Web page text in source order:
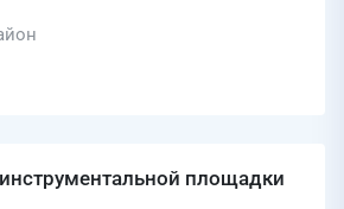
площадки